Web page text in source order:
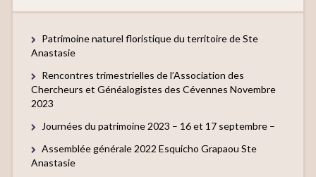
Patrimoine naturel floristique du territoire de Ste
Anastasie
Rencontres trimestrielles de l’Association des
Chercheurs et Généalogistes des Cévennes Novembre
2023
Journées du patrimoine 2023 – 16 et 17 septembre –
Assemblée générale 2022 Esquicho Grapaou Ste
Anastasie